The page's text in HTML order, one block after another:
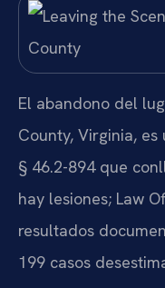
El abandono del
County, Virginia,
§ 46.2-894 que
hay lesiones; Law
resultados
199 casos